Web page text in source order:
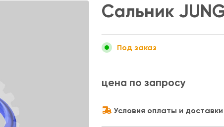
Сальник
Под заказ
цена по запросу
Условия оплаты и доставки